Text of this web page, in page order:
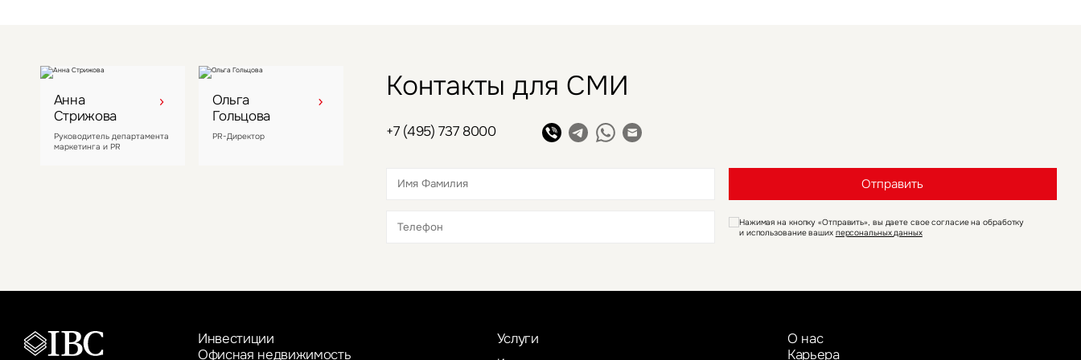
Анна
Стрижова
Руководитель департамента
маркетинга и PR
Ольга
Гольцова
PR-Директор
Контакты для СМИ
+7 (495) 737 8000
Отправить
Нажимая на кнопку «Отправить», вы даете свое согласие на обработку
и использование ваших персональных данных
Инвестиции
Офисная недвижимость
Услуги
О нас
Карьера